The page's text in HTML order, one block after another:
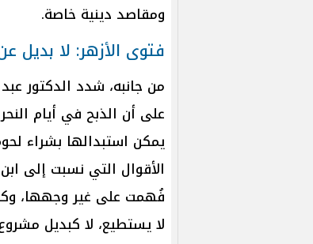
ومقاصد دينية خاصة.
فتوى الأزهر: لا بديل
من جانبه، شدد الدكتور
على أن الذبح في أيام
يمكن استبدالها بشراء
الأقوال التي نسبت إلى
فُهمت على غير وجهها،
لا يستطيع، لا كبديل